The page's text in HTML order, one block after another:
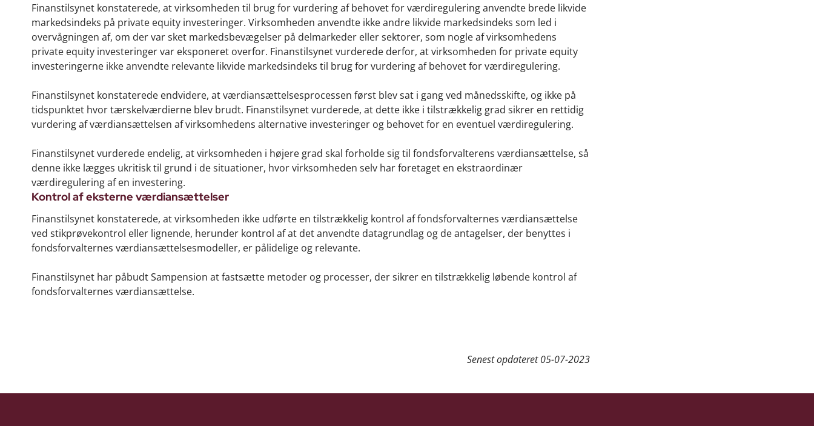
Finanstilsynet konstaterede, at virksomheden til brug for vurdering af behovet for værdiregulering anvendte brede likvide
markedsindeks på private equity investeringer. Virksomheden anvendte ikke andre likvide markedsindeks som led i
overvågningen af, om der var sket markedsbevægelser på delmarkeder eller sektorer, som nogle af virksomhedens
private equity investeringer var eksponeret overfor. Finanstilsynet vurderede derfor, at virksomheden for private equity
investeringerne ikke anvendte relevante likvide markedsindeks til brug for vurdering af behovet for værdiregulering.
Finanstilsynet konstaterede endvidere, at værdiansættelsesprocessen først blev sat i gang ved månedsskifte, og ikke på
tidspunktet hvor tærskelværdierne blev brudt. Finanstilsynet vurderede, at dette ikke i tilstrækkelig grad sikrer en rettidig
vurdering af værdiansættelsen af virksomhedens alternative investeringer og behovet for en eventuel værdiregulering.
Finanstilsynet vurderede endelig, at virksomheden i højere grad skal forholde sig til fondsforvalterens værdiansættelse, så
denne ikke lægges ukritisk til grund i de situationer, hvor virksomheden selv har foretaget en ekstraordinær
værdiregulering af en investering.
Kontrol af eksterne værdiansættelser
Finanstilsynet konstaterede, at virksomheden ikke udførte en tilstrækkelig kontrol af fondsforvalternes værdiansættelse
ved stikprøvekontrol eller lignende, herunder kontrol af at det anvendte datagrundlag og de antagelser, der benyttes i
fondsforvalternes værdiansættelsesmodeller, er pålidelige og relevante.
Finanstilsynet har påbudt Sampension at fastsætte metoder og processer, der sikrer en tilstrækkelig løbende kontrol af
fondsforvalternes værdiansættelse.
Senest opdateret05-07-2023